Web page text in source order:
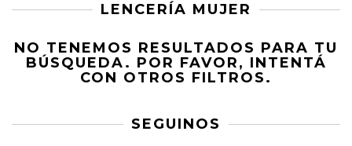
LENCERÍA MUJER
NO TENEMOS RESULTADOS PARA TU
BÚSQUEDA. POR FAVOR, INTENTÁ
CON OTROS FILTROS.
SEGUINOS